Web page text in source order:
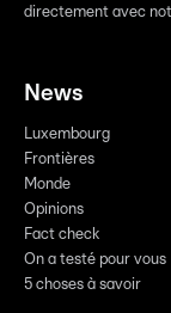
directement avec
News
Luxembourg
Frontières
Monde
Opinions
Fact check
On a testé pour vous
5 choses à savoir